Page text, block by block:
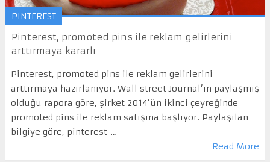
PINTEREST
Pinterest, promoted pins ile reklam gelirlerini
arttırmaya kararlı
Pinterest, promoted pins ile reklam gelirlerini
arttırmaya hazırlanıyor. Wall street Journal’ın paylaşmış
olduğu rapora göre, şirket 2014’ün ikinci çeyreğinde
promoted pins ile reklam satışına başlıyor. Paylaşılan
bilgiye göre, pinterest …
Read More